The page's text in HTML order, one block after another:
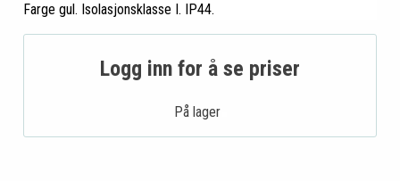
Farge gul. Isolasjonsklasse I. IP44.
Logg inn for å se priser
På lager .